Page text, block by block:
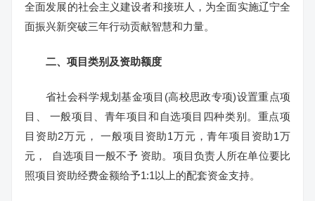
全面发展的社会主义建设者和接班人，为全面实施辽宁全
面振兴新突破三年行动贡献智慧和力量。
二、项目类别及资助额度
省社会科学规划基金项目(高校思政专项)设置重点项
目、 一般项目、青年项目和自选项目四种类别。重点项
目资助2万元， 一般项目资助1万元，青年项目资助1万
元， 自选项目一般不予 资助。项目负责人所在单位要比
照项目资助经费金额给予1:1以上的配套资金支持。